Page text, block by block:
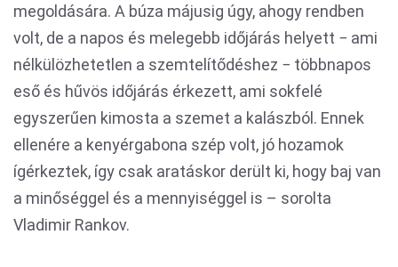
megoldására. A búza májusig úgy, ahogy rendben
volt, de a napos és melegebb időjárás helyett − ami
nélkülözhetetlen a szemtelítődéshez − többnapos
eső és hűvös időjárás érkezett, ami sokfelé
egyszerűen kimosta a szemet a kalászból. Ennek
ellenére a kenyérgabona szép volt, jó hozamok
ígérkeztek, így csak aratáskor derült ki, hogy baj van
a minőséggel és a mennyiséggel is – sorolta
Vladimir Rankov.